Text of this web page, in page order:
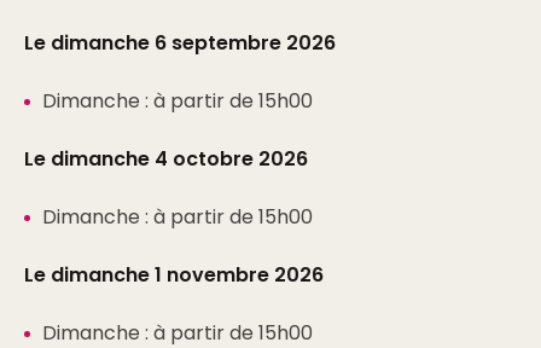
Le dimanche 6 septembre 2026
Dimanche : à partir de 15h00
Le dimanche 4 octobre 2026
Dimanche : à partir de 15h00
Le dimanche 1 novembre 2026
Dimanche : à partir de 15h00